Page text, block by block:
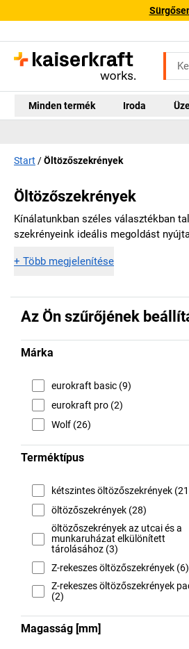
Minden termék Iroda
Start Öltözőszekrények
Öltözőszekrények
Kínálatunkban széles választékban
szekrényeink ideális megoldást
+ Több megjelenítése
Az Ön szűrőjének
Márka
eurokraft basic (9)
eurokraft pro (2)
Wolf (26)
Terméktípus
kétszintes öltözőszekrények
öltözőszekrények (28)
öltözőszekrények az utcai és a
munkaruházat elkülönített
tárolásához (3)
Z-rekeszes öltözőszekrények (6)
Z-rekeszes öltözőszekrények
(2)
Magasság [mm]